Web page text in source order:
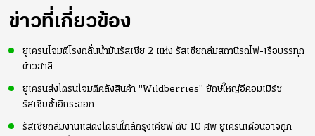
ข่าวที่เกี่ยวข้อง
ยูเครนโจมตีโรงกลั่นน้ำมันรัสเซีย 2 แห่ง รัสเซียถล่มสถานีรถไฟ-เรือบรรทุก
ข้าวสาลี
ยูเครนส่งโดรนโจมตีคลังสินค้า "Wildberries" ยักษ์ใหญ่อีคอมเมิร์ซ
รัสเซียซ้ำอีกระลอก
รัสเซียถล่มงานแสดงโดรนใกล้กรุงเคียฟ ดับ 10 ศพ ยูเครนเตือนอาจถูก